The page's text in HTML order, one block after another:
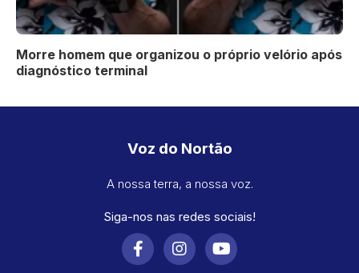
Morre homem que organizou o próprio velório após
diagnóstico terminal
Voz do Nortão
A nossa terra, a nossa voz.
Siga-nos nas redes sociais!